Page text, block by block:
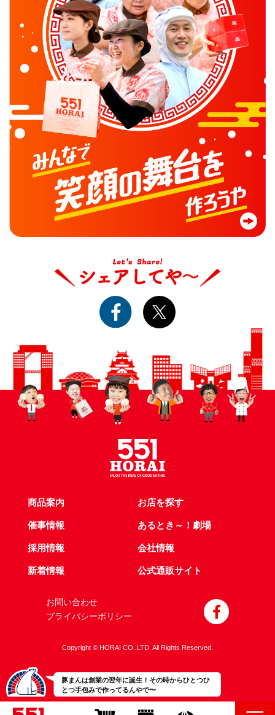
豚まんは創業の翌年に誕生！その時からひとつひ
とつ手包みで作ってるんやで〜
商品案内 お店を探す
催事情報 あるとき～！劇場
採用情報 会社情報
新着情報 公式通販サイト
お問い合わせ
プライバシーポリシー
Copyright © HORAI CO.,LTD. All Rights Reserved.